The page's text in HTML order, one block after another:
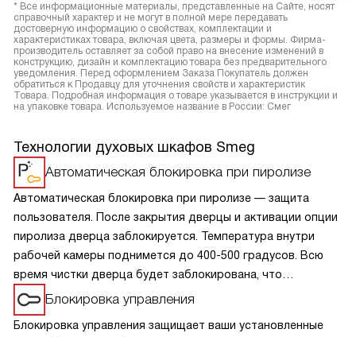
* Все информационные материалы, представленные на Сайте, носят
справочный характер и не могут в полной мере передавать
достоверную информацию о свойствах, комплектации и
характеристиках товара, включая цвета, размеры и формы. Фирма-
производитель оставляет за собой право на внесение изменений в
конструкцию, дизайн и комплектацию товара без предварительного
уведомления. Перед оформлением Заказа Покупатель должен
обратиться к Продавцу для уточнения свойств и характеристик
Товара. Подробная информация о товаре указывается в инструкции и
на упаковке товара. Используемое название в России: Смег
Технологии духовых шкафов Smeg
Автоматическая блокировка при пиролизе
Автоматическая блокировка при пиролизе — защита
пользователя. После закрытия дверцы и активации опции
пиролиза дверца заблокируется. Температура внутри
рабочей камеры поднимется до 400-500 градусов. Всю
время чистки дверца будет заблокирована, что
обезопасит от ожогов при случайном открывании. Дверца
разблокируется, когда шкаф остынет.
Блокировка управления
Блокировка управления защищает ваши установленные